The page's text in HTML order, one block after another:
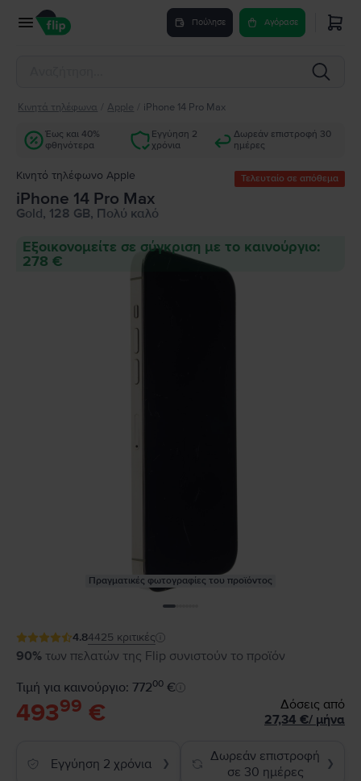
Πούλησε Αγόρασε
Κινητά τηλέφωνα Apple iPhone 14 Pro Max
Έως και 40%
φθηνότερα
Εγγύηση 2
χρόνια
Δωρεάν επιστροφή 30
ημέρες
Κινητό τηλέφωνο Apple Τελευταίο σε απόθεμα
iPhone 14 Pro Max
Gold, 128 GB, Πολύ καλό
Εξοικονομείτε σε σύγκριση με το καινούργιο:
278 €
Πραγματικές φωτογραφίες του προϊόντος
4.84425 κριτικές
90% των πελατών της Flip συνιστούν το προϊόν
Τιμή για καινούργιο: 77200 €
49399 €
Δόσεις από
27,34 €/ μήνα
Εγγύηση 2 χρόνια ❯
Δωρεάν επιστροφή
σε 30 ημέρες
❯